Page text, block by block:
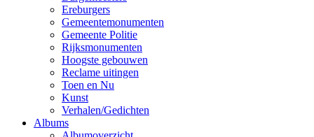
Ereburgers
Gemeentemonumenten
Gemeente Politie
Rijksmonumenten
Hoogste gebouwen
Reclame uitingen
Toen en Nu
Kunst
Verhalen/Gedichten
Albums